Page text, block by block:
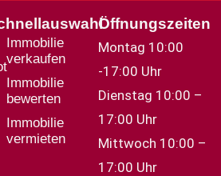
Immobilie
verkaufen
Immobilie
bewerten
Immobilie
vermieten
Öffnungszeiten
Montag 10:00
-17:00 Uhr
Dienstag 10:00 –
17:00 Uhr
Mittwoch 10:00 –
17:00 Uhr